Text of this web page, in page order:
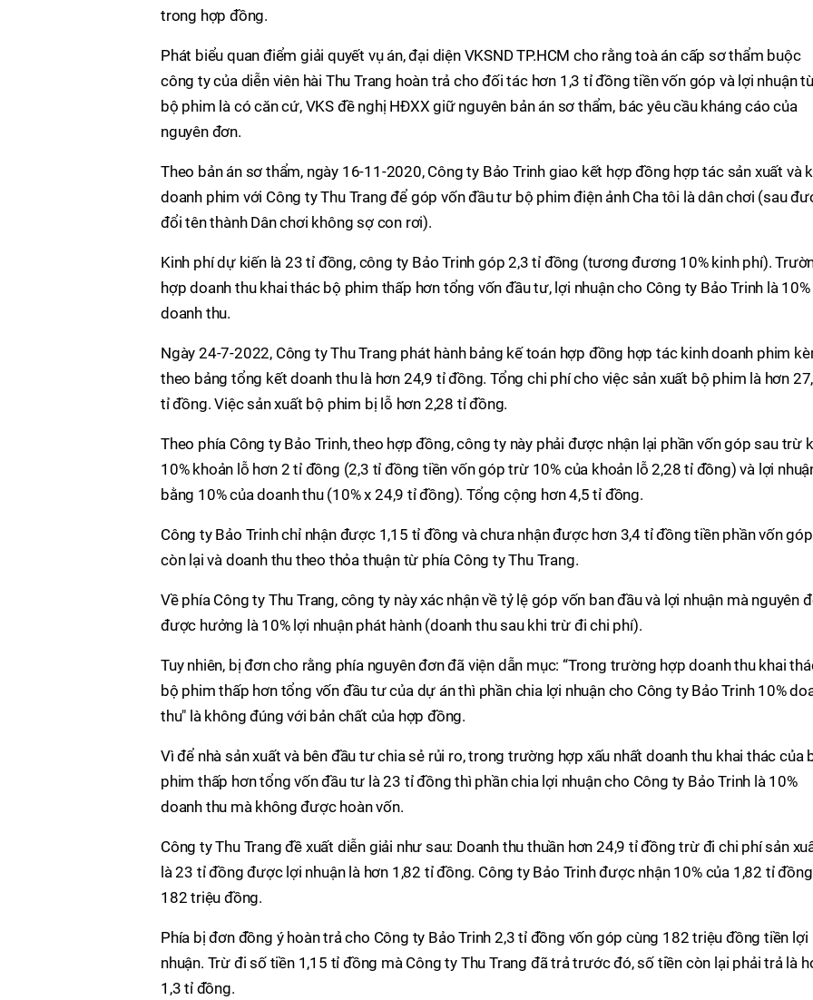
trong hợp đồng.
Phát biểu quan điểm giải quyết vụ án, đại diện VKSND TP.HCM cho rằng toà án cấp sơ thẩm buộc
công ty của diễn viên hài Thu Trang hoàn trả cho đối tác hơn 1,3 tỉ đồng tiền vốn góp và lợi nhuận
bộ phim là có căn cứ, VKS đề nghị HĐXX giữ nguyên bản án sơ thẩm, bác yêu cầu kháng cáo của
nguyên đơn.
Theo bản án sơ thẩm, ngày 16-11-2020, Công ty Bảo Trinh giao kết hợp đồng hợp tác sản xuất và
doanh phim với Công ty Thu Trang để góp vốn đầu tư bộ phim điện ảnh Cha tôi là dân chơi (sau
đổi tên thành Dân chơi không sợ con rơi).
Kinh phí dự kiến là 23 tỉ đồng, công ty Bảo Trinh góp 2,3 tỉ đồng (tương đương 10% kinh phí).
hợp doanh thu khai thác bộ phim thấp hơn tổng vốn đầu tư, lợi nhuận cho Công ty Bảo Trinh là 10%
doanh thu.
Ngày 24-7-2022, Công ty Thu Trang phát hành bảng kế toán hợp đồng hợp tác kinh doanh phim
theo bảng tổng kết doanh thu là hơn 24,9 tỉ đồng. Tổng chi phí cho việc sản xuất bộ phim là hơn
tỉ đồng. Việc sản xuất bộ phim bị lỗ hơn 2,28 tỉ đồng.
Theo phía Công ty Bảo Trinh, theo hợp đồng, công ty này phải được nhận lại phần vốn góp sau trừ
10% khoản lỗ hơn 2 tỉ đồng (2,3 tỉ đồng tiền vốn góp trừ 10% của khoản lỗ 2,28 tỉ đồng) và lợi
bằng 10% của doanh thu (10% x 24,9 tỉ đồng). Tổng cộng hơn 4,5 tỉ đồng.
Công ty Bảo Trinh chỉ nhận được 1,15 tỉ đồng và chưa nhận được hơn 3,4 tỉ đồng tiền phần vốn góp
còn lại và doanh thu theo thỏa thuận từ phía Công ty Thu Trang.
Về phía Công ty Thu Trang, công ty này xác nhận về tỷ lệ góp vốn ban đầu và lợi nhuận mà nguyên
được hưởng là 10% lợi nhuận phát hành (doanh thu sau khi trừ đi chi phí).
Tuy nhiên, bị đơn cho rằng phía nguyên đơn đã viện dẫn mục: “Trong trường hợp doanh thu khai
bộ phim thấp hơn tổng vốn đầu tư của dự án thì phần chia lợi nhuận cho Công ty Bảo Trinh 10%
thu" là không đúng với bản chất của hợp đồng.
Vì để nhà sản xuất và bên đầu tư chia sẻ rủi ro, trong trường hợp xấu nhất doanh thu khai thác của
phim thấp hơn tổng vốn đầu tư là 23 tỉ đồng thì phần chia lợi nhuận cho Công ty Bảo Trinh là 10%
doanh thu mà không được hoàn vốn.
Công ty Thu Trang đề xuất diễn giải như sau: Doanh thu thuần hơn 24,9 tỉ đồng trừ đi chi phí sản
là 23 tỉ đồng được lợi nhuận là hơn 1,82 tỉ đồng. Công ty Bảo Trinh được nhận 10% của 1,82 tỉ
182 triệu đồng.
Phía bị đơn đồng ý hoàn trả cho Công ty Bảo Trinh 2,3 tỉ đồng vốn góp cùng 182 triệu đồng tiền lợi
nhuận. Trừ đi số tiền 1,15 tỉ đồng mà Công ty Thu Trang đã trả trước đó, số tiền còn lại phải trả là
1,3 tỉ đồng.